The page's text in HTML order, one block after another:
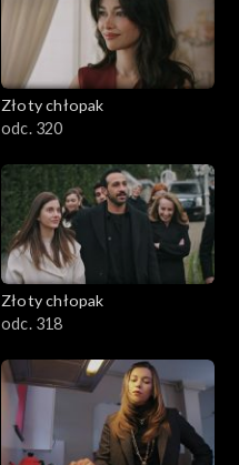
Złoty chłopak
odc. 320
Złoty chłopak
odc. 318